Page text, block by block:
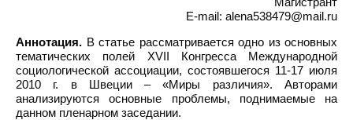
E-mail: alena538479@mail.ru
Аннотация. В статье рассматривается одно из основных
тематических полей XVII Конгресса Международной
социологической ассоциации, состоявшегося 11-17 июля
2010 г. в Швеции – «Миры различия». Авторами
анализируются основные проблемы, поднимаемые на
данном пленарном заседании.